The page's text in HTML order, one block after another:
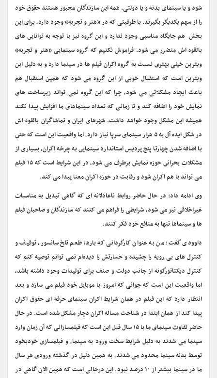
شود و یا سینمای بدنه و یا دولتی. همه این سازندگان مجبور هستند حقوق خود
را از سهم یکدیگر بگیرند. با ظرفیتی که در «هنر و تجربه» وجود دارد، برای این
بخش هم جایگاه مناسبی وجود ندارد و این گروه نیز با توجه به توانایى هاى
بالقوه اش متضرر می شود. فراموش نکنیم که گروه سینمایی «هنر و تجربه»
ویترین خیلی بهتری نسبت به گروه اکران فیلم ها در سینما دارد و به دلیل این
ویترین است که استقبال خوبی از این گروه می شود که همین استقبال هم
باعث ایجاد مشکلاتی می شود، چرا که این گروه نمی تواند زیرساخت های
نمایش خود را اضافه کند و تا زمانی که تعداد سینماهای ما افزایش پیدا نکند
همیشه این مشکل وجود خواهد داشت. شهرهاى ایران و تماشاگران بالقوه اش
در شکل ایده آل به ۵ هزار سینمای سرپا نیاز دارد، اما واقعیت این است که حتى
با اضافه شدن چهارتا پنج پردیس استاندارد سینمایى به چرخه اکران، بسیاری از
مشکلات بحرانى حوزه نمایش برطرف می شود، در این شرایط است که ۱۵ فیلم
می تواند با هم اکران شود و رقابت در حوزه اکران معنا پیدا می کند.
وی ادامه داد: در حال حاضر روابط ناعادلانه اى که گاهی تبدیل به مناسبات
غیراخلاقی نیز می شود، شرایطی را فراهم می کنند که سازندگان و صاحبان فیلم
ها و سینماها تنها به منافع خود فکر کنند.
داوودی گفت: من به عنوان کارگردانی که بارها طعم تلخ سانسور، توقیف و
کنترل های بی رویه را چشیده و خسارتش را دیده‌ام نمی توانم توصیه کنم که
کنترل دیکتاتورگونه از جانب دولت و صنف برای تولیدات وجود داشته باشد،
اما واقعیت این است که جوانی که امروز با موبایل خود فیلم می سازد و بعد
انتظار دارد که این فیلم در همان شرایط اکران سینمای حرفه ای حقوق اکران
پیدا کند از همان ابتدا در شناخت مساله اکران دچار مشکل شده است. در حال
حاضر تفاوت سینمای ما با ۱۵ سال قبل این است که فیلمسازانی که آن زمان وارد
سینما می شدند به دلیل شرایط سخت ورود به سینما، و فیلمسازى خودبخود
توسط بدنه سینما محدود می شدند، به همین دلیل در گذشته ورودی هر سال
ما در سینما بیشتر از ۱۰ درصد نبود. این درحالی است که همین الان گاهی در